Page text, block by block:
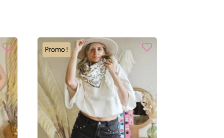
Promo !